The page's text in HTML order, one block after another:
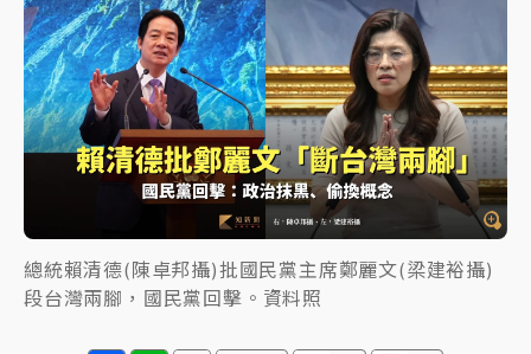
旅局回應了
中信慈善基金會想增加董事人數！辜仲諒向法院聲請遭
駁 理由曝光
故宮《龍藏經》特展第2檔！今線上預約開賣一度塞車
周六起展出延長至晚上7時
台東農業處長涉圖利渡假村！東檢抗告成功 今重開羈
押庭
父親節泡湯了！中颱白海豚雨彈轟3天 「紅到發紫」降
總統賴清德(陳卓邦攝)批國民黨主席鄭麗文(梁建裕攝)
段台灣兩腳，國民黨回擊。資料照